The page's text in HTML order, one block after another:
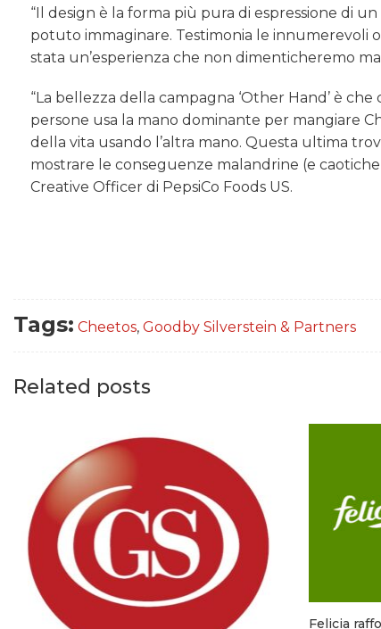
“Il design è la forma più pura di espressione di
potuto immaginare. Testimonia le innumerevoli
stata un’esperienza che non dimenticheremo
“La bellezza della campagna ‘Other Hand’ è
persone usa la mano dominante per mangiare
della vita usando l’altra mano. Questa ultima
mostrare le conseguenze malandrine (e
Creative Officer di PepsiCo Foods US.
Tags: Cheetos, Goodby Silverstein & Partners
Related posts
Felicia